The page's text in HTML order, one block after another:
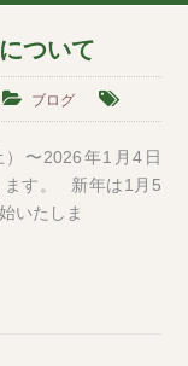
ついて
ブログ
〜2026年1月4日
ます。 新年は1月5
いたしま